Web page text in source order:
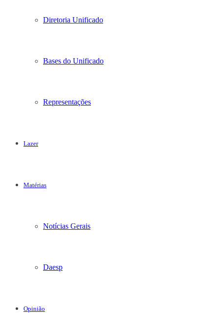
Diretoria Unificado
Bases do Unificado
Representações
Lazer
Matérias
Notícias Gerais
Daesp
Opinião